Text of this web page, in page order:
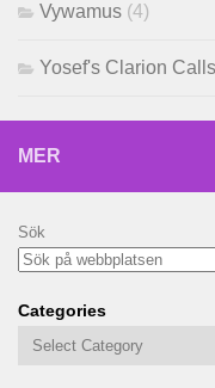
Vywamus (4)
Yosef's Clarion
MER
Sök
Categories